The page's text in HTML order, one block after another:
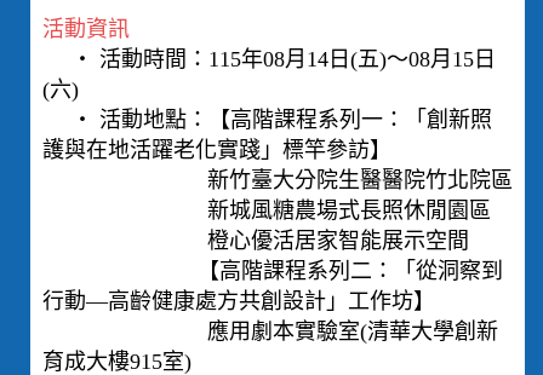
活動資訊
‧ 活動時間：115年08月14日(五)～08月15日
(六)
‧ 活動地點：【高階課程系列一：「創新照
護與在地活躍老化實踐」標竿參訪】
新竹臺大分院生醫醫院竹北院區
新城風糖農場式長照休閒園區
橙心優活居家智能展示空間
【高階課程系列二：「從洞察到
行動—高齡健康處方共創設計」工作坊】
應用劇本實驗室(清華大學創新
育成大樓915室)